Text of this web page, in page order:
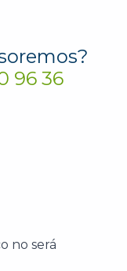
96 36
no será